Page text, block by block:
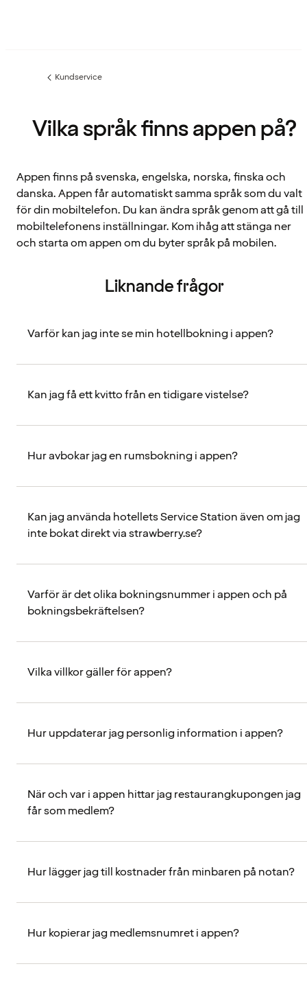
Föregående
Kundservice
Vilka språk finns appen på?
Appen finns på svenska, engelska, norska, finska och
danska. Appen får automatiskt samma språk som du valt
för din mobiltelefon. Du kan ändra språk genom att gå till
mobiltelefonens inställningar. Kom ihåg att stänga ner
och starta om appen om du byter språk på mobilen.
Liknande frågor
Varför kan jag inte se min hotellbokning i appen?
Kan jag få ett kvitto från en tidigare vistelse?
Hur avbokar jag en rumsbokning i appen?
Kan jag använda hotellets Service Station även om jag
inte bokat direkt via strawberry.se?
Varför är det olika bokningsnummer i appen och på
bokningsbekräftelsen?
Vilka villkor gäller för appen?
Hur uppdaterar jag personlig information i appen?
När och var i appen hittar jag restaurangkupongen jag
får som medlem?
Hur lägger jag till kostnader från minbaren på notan?
Hur kopierar jag medlemsnumret i appen?